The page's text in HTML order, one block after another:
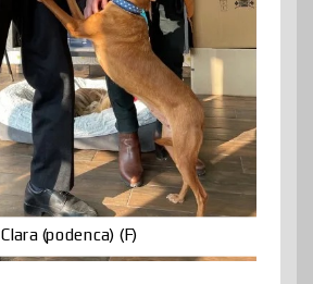
Clara (podenca) (F)